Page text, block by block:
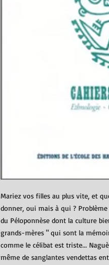
Mariez vos filles au plus vite, et
donner, oui mais à qui ?
du Péloponnèse dont la culture
grands-mères " qui sont la
comme le célibat est triste...
même de sanglantes vendettas